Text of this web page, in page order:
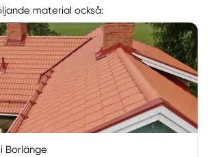
material också:
Borlänge